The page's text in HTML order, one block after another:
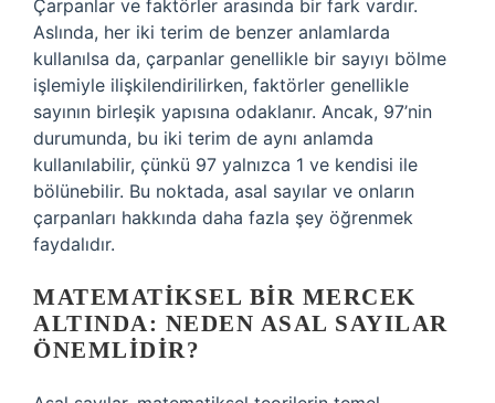
Çarpanlar ve faktörler arasında bir fark vardır.
Aslında, her iki terim de benzer anlamlarda
kullanılsa da, çarpanlar genellikle bir sayıyı bölme
işlemiyle ilişkilendirilirken, faktörler genellikle
sayının birleşik yapısına odaklanır. Ancak, 97’nin
durumunda, bu iki terim de aynı anlamda
kullanılabilir, çünkü 97 yalnızca 1 ve kendisi ile
bölünebilir. Bu noktada, asal sayılar ve onların
çarpanları hakkında daha fazla şey öğrenmek
faydalıdır.
MATEMATIKSEL BIR MERCEK
ALTINDA: NEDEN ASAL SAYILAR
ÖNEMLIDIR?